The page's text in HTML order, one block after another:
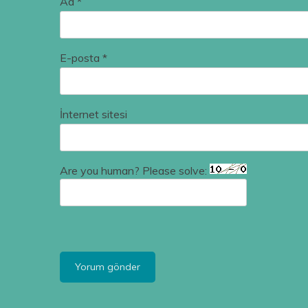
E-posta *
İnternet sitesi
Are you human? Please solve: